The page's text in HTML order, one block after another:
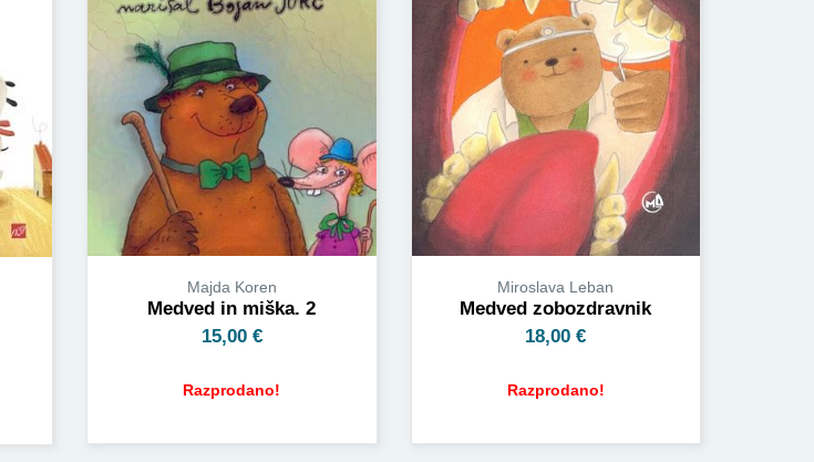
Majda Koren
Medved in miška. 2
15,00 €
Razprodano!
Miroslava Leban
Medved zobozdravnik
18,00€
Razprodano!